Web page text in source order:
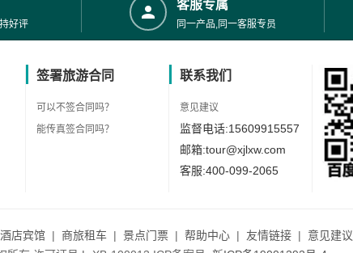
好评
客服专属
同一产品,同一客服专员
签署旅游合同
可以不签合同吗？
能传真签合同吗？
联系我们
意见建议
监督电话:15609915557
邮箱:tour@xjlxw.com
客服:400-099-2065
酒店宾馆 | 商旅租车 | 景点门票 | 帮助中心 | 友情链接 | 意见建议